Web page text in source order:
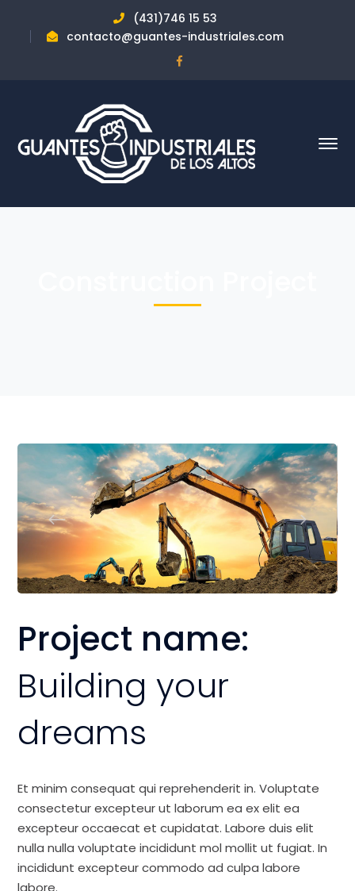
(431)746 15 53
contacto@guantes-industriales.com
Facebook
Project name:
Building your
dreams
Et minim consequat qui reprehenderit in. Voluptate
consectetur excepteur ut laborum ea ex elit ea
excepteur occaecat et cupidatat. Labore duis elit
nulla nulla voluptate incididunt mol mollit ut fugiat. In
incididunt excepteur commodo ad culpa labore
labore.